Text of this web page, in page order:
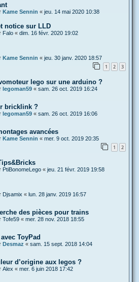
Kame Sennin « jeu. 14 mai 2020 10:38
notice sur LLD
Falo « dim. 16 févr. 2020 19:02
Kame Sennin « jeu. 30 janv. 2020 18:57
1 2 3
lego sur une arduino ?
legoman59 « sam. 26 oct. 2019 16:24
bricklink ?
legoman59 « sam. 26 oct. 2019 16:06
avancées
Kame Sennin « mer. 9 oct. 2019 20:35
1 2
PtiBonomeLego « jeu. 21 févr. 2019 19:58
Djsamix « lun. 28 janv. 2019 16:57
des pièces pour trains
Tofe59 « mer. 28 nov. 2018 18:55
ToyPad
Desmaz « sam. 15 sept. 2018 14:04
d’origine aux legos ?
Alex « mer. 6 juin 2018 17:42